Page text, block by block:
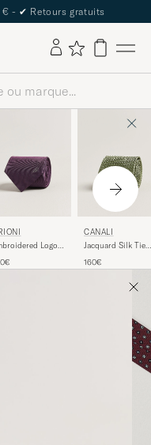
€ - ✔ Retours gratuits
Logo
CANALI
Jacquard Silk Tie
160€